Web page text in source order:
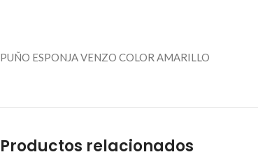
PUÑO ESPONJA VENZO COLOR AMARILLO
Productos relacionados